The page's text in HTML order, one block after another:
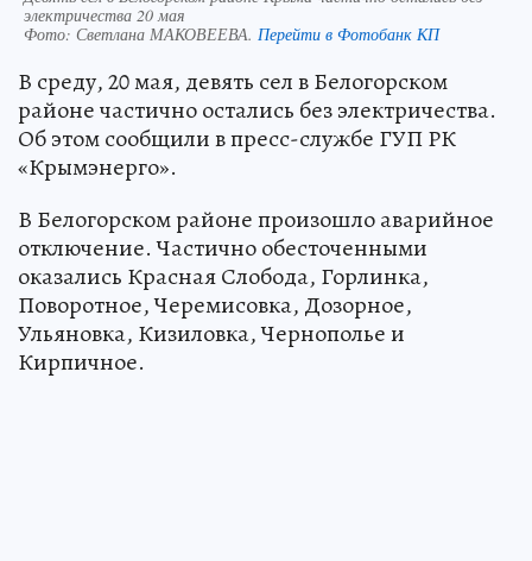
электричества 20 мая
Фото: Светлана МАКОВЕЕВА. Перейти в Фотобанк КП
В среду, 20 мая, девять сел в Белогорском
районе частично остались без электричества.
Об этом сообщили в пресс-службе ГУП РК
«Крымэнерго».
В Белогорском районе произошло аварийное
отключение. Частично обесточенными
оказались Красная Слобода, Горлинка,
Поворотное, Черемисовка, Дозорное,
Ульяновка, Кизиловка, Чернополье и
Кирпичное.